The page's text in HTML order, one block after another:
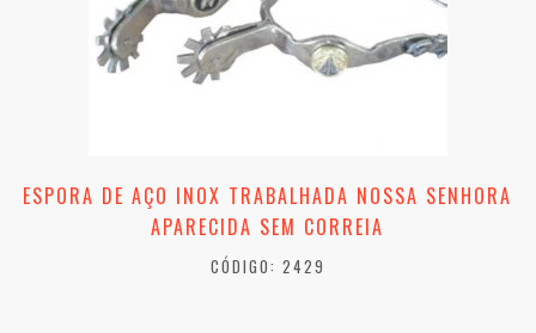
ESPORA DE AÇO INOX TRABALHADA NOSSA SENHORA
APARECIDA SEM CORREIA
CÓDIGO: 2429